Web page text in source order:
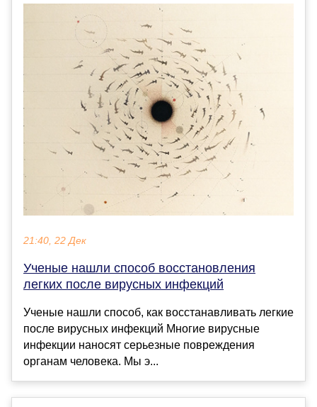
21:40, 22 Дек
Ученые нашли способ восстановления
легких после вирусных инфекций
Ученые нашли способ, как восстанавливать легкие
после вирусных инфекций Многие вирусные
инфекции наносят серьезные повреждения
органам человека. Мы э...